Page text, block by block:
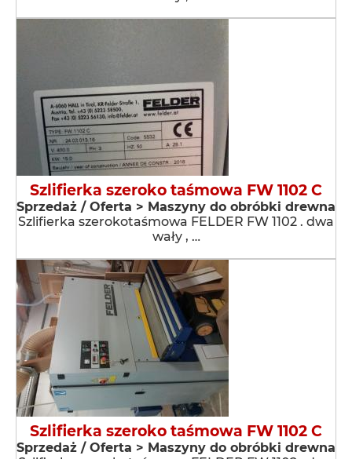
Szlifierka szeroko taśmowa FW 1102 C
Sprzedaż / Oferta > Maszyny do obróbki drewna
Szlifierka szerokotaśmowa FELDER FW 1102 . dwa
wały , …
Szlifierka szeroko taśmowa FW 1102 C
Sprzedaż / Oferta > Maszyny do obróbki drewna